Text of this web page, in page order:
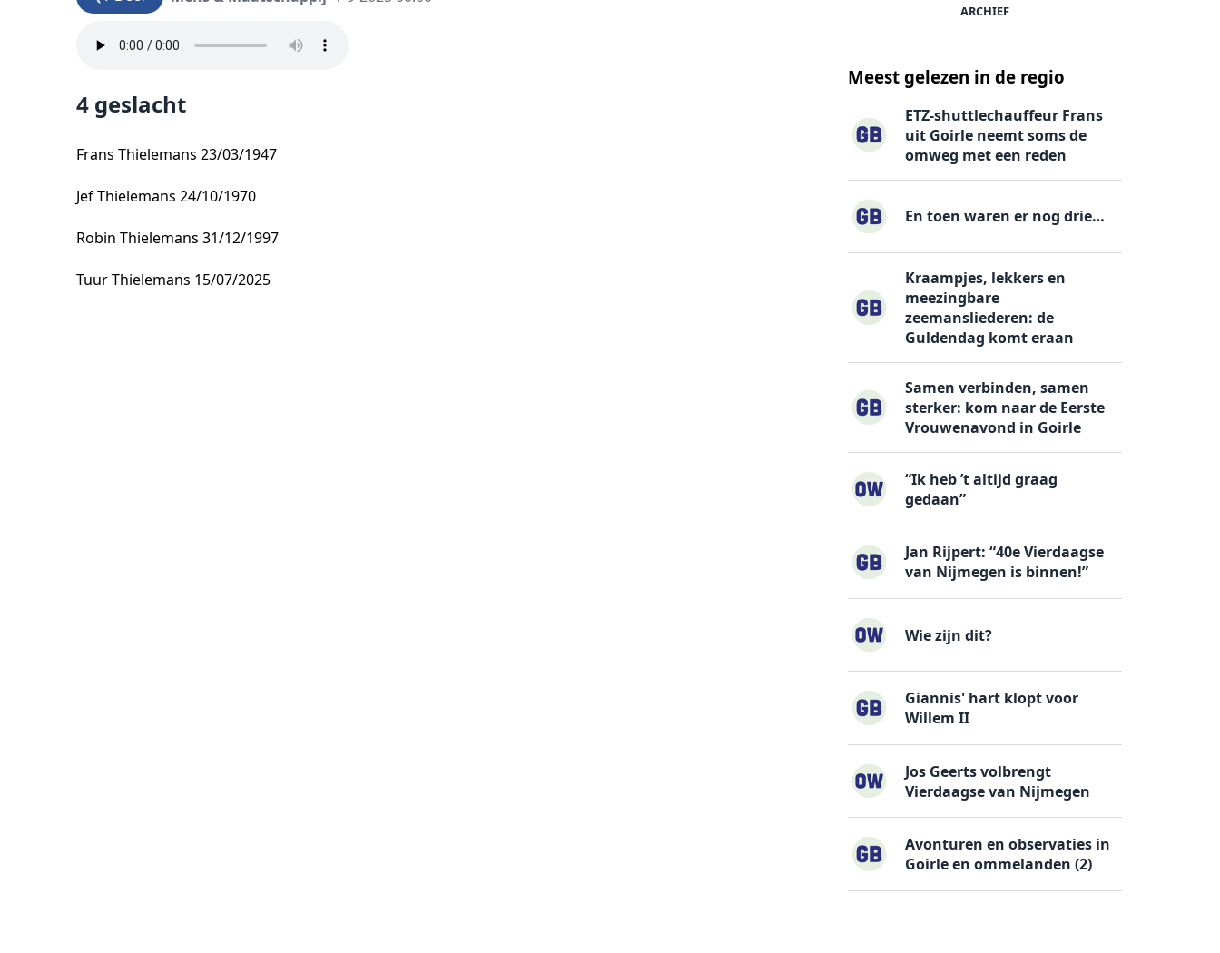
4 geslacht
Frans Thielemans 23/03/1947
Jef Thielemans 24/10/1970
Robin Thielemans 31/12/1997
Tuur Thielemans 15/07/2025
ARCHIEF
Meest gelezen in de regio
ETZ-shuttlechauffeur Frans
uit Goirle neemt soms de
omweg met een reden
En toen waren er nog drie…
Kraampjes, lekkers en
meezingbare
zeemansliederen: de
Guldendag komt eraan
Samen verbinden, samen
sterker: kom naar de Eerste
Vrouwenavond in Goirle
“Ik heb ’t altijd graag
gedaan”
Jan Rijpert: “40e Vierdaagse
van Nijmegen is binnen!”
Wie zijn dit?
Giannis' hart klopt voor
Willem II
Jos Geerts volbrengt
Vierdaagse van Nijmegen
Avonturen en observaties in
Goirle en ommelanden (2)